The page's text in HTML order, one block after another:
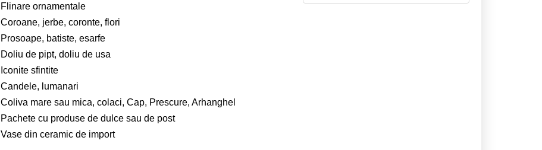
Flinare ornamentale
Coroane, jerbe, coronte, flori
Prosoape, batiste, esarfe
Doliu de pipt, doliu de usa
Iconite sfintite
Candele, lumanari
Coliva mare sau mica, colaci, Cap, Prescure, Arhanghel
Pachete cu produse de dulce sau de post
Vase din ceramic de import